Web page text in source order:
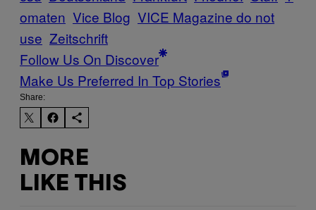
omaten Vice Blog VICE Magazine do not
use Zeitschrift
Follow Us On Discover
Make Us Preferred In Top Stories
Share:
MORE
LIKE THIS